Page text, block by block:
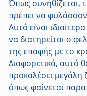
Όπως συνηθίζεται,
πρέπει να
Αυτό είναι
να διατηρείται ο
της επαφής με το
Διαφορετικά, αυτό
προκαλέσει μεγάλη
όπως φαίνεται